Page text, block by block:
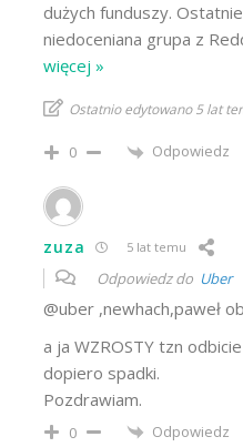
dużych funduszy.
niedoceniana grupa z
więcej »
Ostatnio edytowano 5 lat
0 Odpowiedz
zuza 5 lat temu
Odpowiedz do Uber
@uber ,newhach,paweł
a ja WZROSTY tzn
dopiero spadki.
Pozdrawiam.
0 Odpowiedz